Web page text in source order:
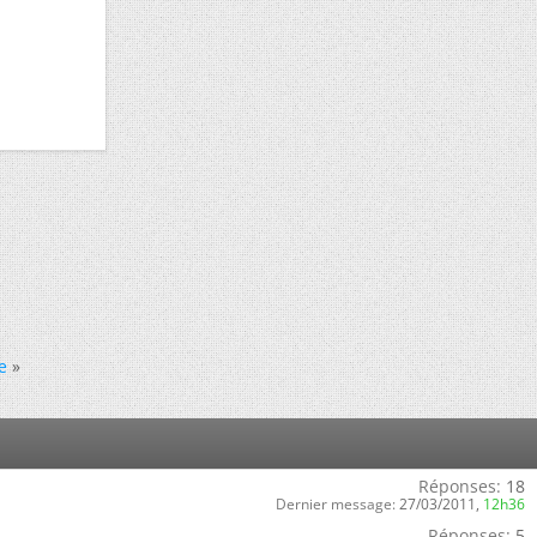
»
Réponses: 18
Dernier message: 27/03/2011, 12h36